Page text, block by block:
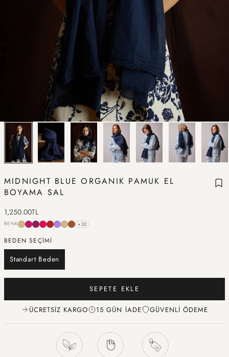
MIDNIGHT BLUE ORGANIK PAMUK EL
BOYAMA SAL
İndirimli fiyat
1,250.00TL
RENK +32
BEDEN SEÇİMİ
Standart Beden
SEPETE EKLE
ÜCRETSIZ KARGO 15 GÜN İADE GÜVENLI ÖDEME